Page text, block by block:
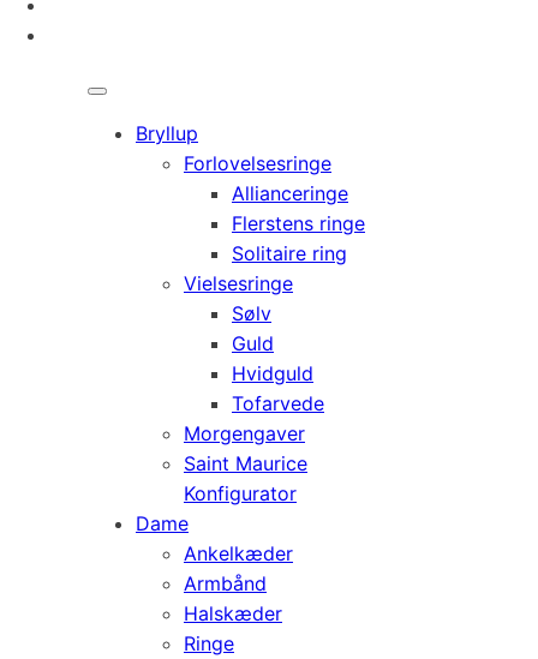
Bryllup
Forlovelsesringe
Allianceringe
Flerstens ringe
Solitaire ring
Vielsesringe
Sølv
Guld
Hvidguld
Tofarvede
Morgengaver
Saint Maurice
Konfigurator
Dame
Ankelkæder
Armbånd
Halskæder
Ringe